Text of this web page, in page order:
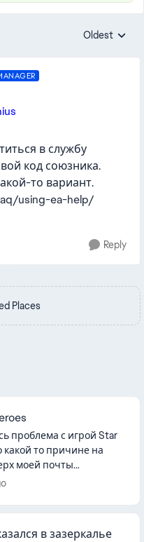
Replies
Oldest
в службу
код союзника.
то вариант.
using-ea-help/
Reply
Places
проблема с игрой Star
какой то причине на
моей почты
И теперь я не могу
в зазеркалье